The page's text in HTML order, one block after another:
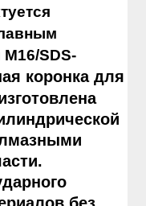
SDS-
коронка для
без